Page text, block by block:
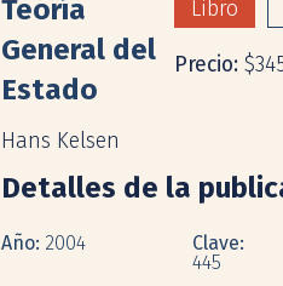
Teoría
General del
Estado
Hans Kelsen
Libro
Precio:
Detalles de la
Año: 2004
Clave:
445